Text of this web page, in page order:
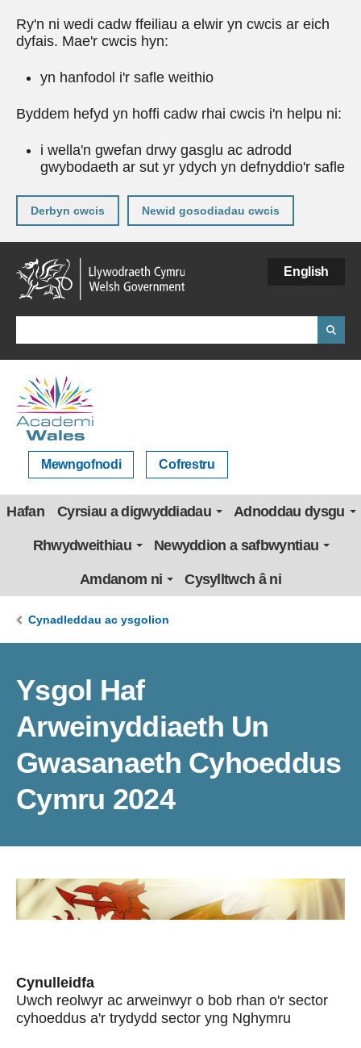
Ry'n ni wedi cadw ffeiliau a elwir yn cwcis ar eich
dyfais. Mae'r cwcis hyn:
yn hanfodol i'r safle weithio
Byddem hefyd yn hoffi cadw rhai cwcis i'n helpu ni:
i wella'n gwefan drwy gasglu ac adrodd
gwybodaeth ar sut yr ydych yn defnyddio'r safle
Derbyn cwcis Newid gosodiadau cwcis
Neidio
i'r
prif
gynnwy
English
Mewngofnodi Cofrestru
Hafan Cyrsiau a digwyddiadau Adnoddau dysgu
Rhwydweithiau Newyddion a safbwyntiau
Amdanom ni Cysylltwch â ni
Cynadleddau ac ysgolion
Ysgol Haf
Arweinyddiaeth Un
Gwasanaeth Cyhoeddus
Cymru 2024
Cynulleidfa
Uwch reolwyr ac arweinwyr o bob rhan o'r sector
cyhoeddus a'r trydydd sector yng Nghymru